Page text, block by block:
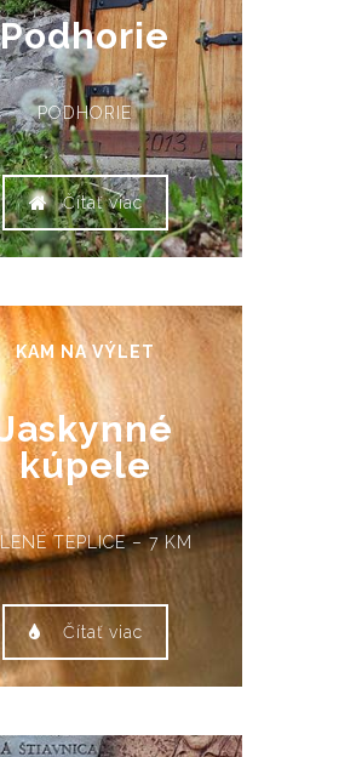
Podhorie
PODHORIE
Čítať viac
KAM NA VÝLET
Jaskynné
kúpele
TEPLICE – 7 KM
Čítať viac